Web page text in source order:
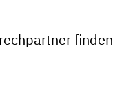
finden